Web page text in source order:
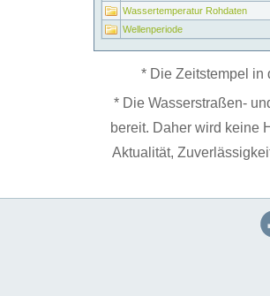
Wassertemperatur Rohdaten
Wellenperiode
* Die Zeitstempel in
* Die Wasserstraßen-
bereit. Daher wird keine
Aktualität,